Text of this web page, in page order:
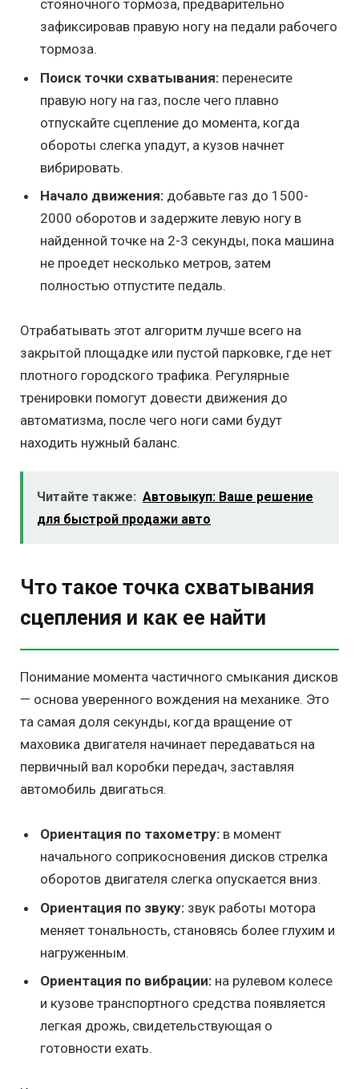
стояночного тормоза, предварительно
зафиксировав правую ногу на педали рабочего
тормоза.
Поиск точки схватывания: перенесите
правую ногу на газ, после чего плавно
отпускайте сцепление до момента, когда
обороты слегка упадут, а кузов начнет
вибрировать.
Начало движения: добавьте газ до 1500-
2000 оборотов и задержите левую ногу в
найденной точке на 2-3 секунды, пока машина
не проедет несколько метров, затем
полностью отпустите педаль.
Отрабатывать этот алгоритм лучше всего на
закрытой площадке или пустой парковке, где нет
плотного городского трафика. Регулярные
тренировки помогут довести движения до
автоматизма, после чего ноги сами будут
находить нужный баланс.
Читайте также: Автовыкуп: Ваше решение
для быстрой продажи авто
Что такое точка схватывания
сцепления и как ее найти
Понимание момента частичного смыкания дисков
— основа уверенного вождения на механике. Это
та самая доля секунды, когда вращение от
маховика двигателя начинает передаваться на
первичный вал коробки передач, заставляя
автомобиль двигаться.
Ориентация по тахометру: в момент
начального соприкосновения дисков стрелка
оборотов двигателя слегка опускается вниз.
Ориентация по звуку: звук работы мотора
меняет тональность, становясь более глухим и
нагруженным.
Ориентация по вибрации: на рулевом колесе
и кузове транспортного средства появляется
легкая дрожь, свидетельствующая о
готовности ехать.